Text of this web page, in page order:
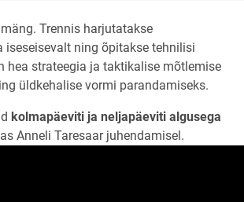
Trennis harjutatakse
iseseisevalt ning õpitakse tehnilisi
hea strateegia ja taktikalise mõtlemise
üldkehalise vormi parandamiseks.
kolmapäeviti ja neljapäeviti algusega
Anneli Taresaar juhendamisel.